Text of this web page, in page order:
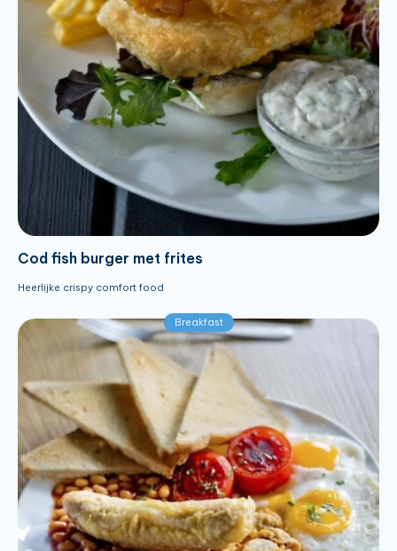
Cod fish burger met frites
Heerlijke crispy comfort food
Breakfast